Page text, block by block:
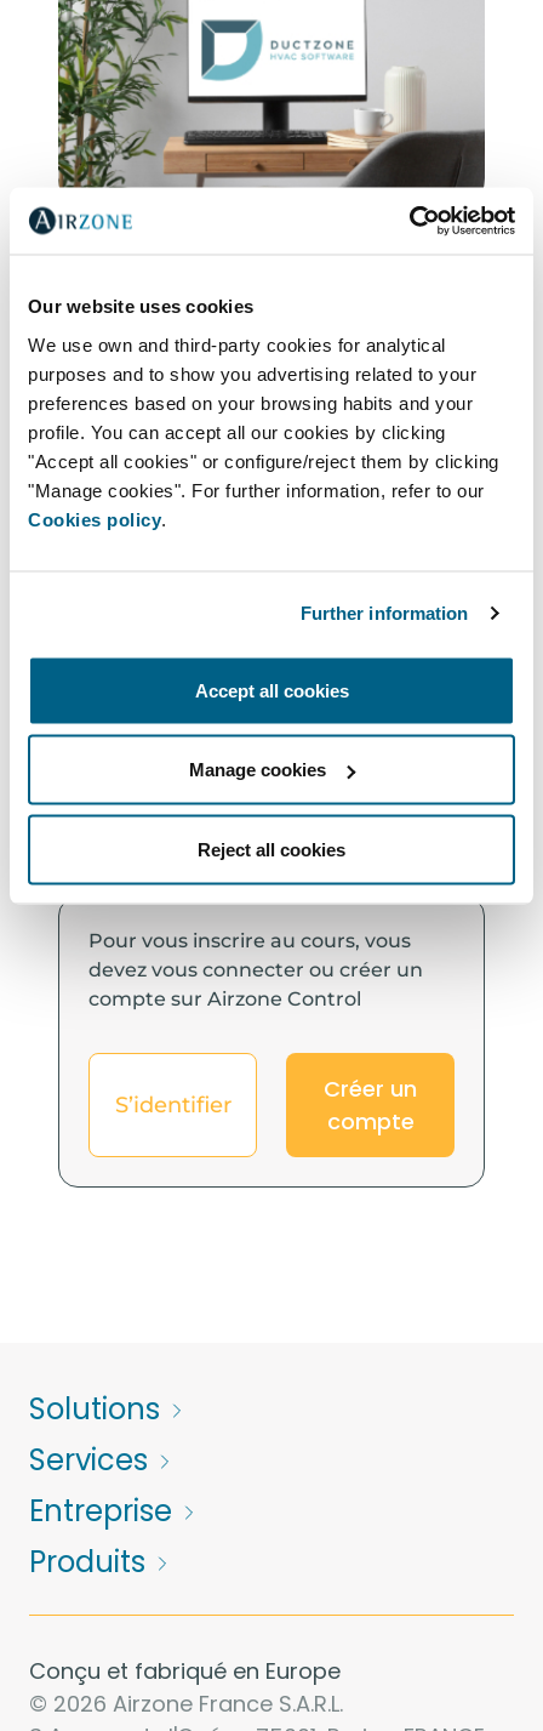
Our website uses cookies
We use own and third-party cookies for analytical
purposes and to show you advertising related to your
preferences based on your browsing habits and your
profile. You can accept all our cookies by clicking
"Accept all cookies" or configure/reject them by clicking
"Manage cookies". For further information, refer to our
Cookies policy.
Further information
Accept all cookies
Manage cookies
Reject all cookies
En este curso Online conoceremos el
Software de cálculo Ductzone.
Ductzone es una herramienta que Airzone
pone a disposición de los profesionales para
facilitar el cálculo de los conductos y diseño
de instalaciones con nuestros productos de
control y difusión.
Ductzone selecciona el sistema de
conductos, dimensiona los equipos,
proporciona los esquemas de conexionado y
genera un presupuesto completo de la
Pour vous inscrire au cours, vous
devez vous connecter ou créer un
compte sur Airzone Control
S’identifier
Créer un
compte
Solutions
Services
Entreprise
Produits
Conçu et fabriqué en Europe
© 2026 Airzone France S.A.R.L.